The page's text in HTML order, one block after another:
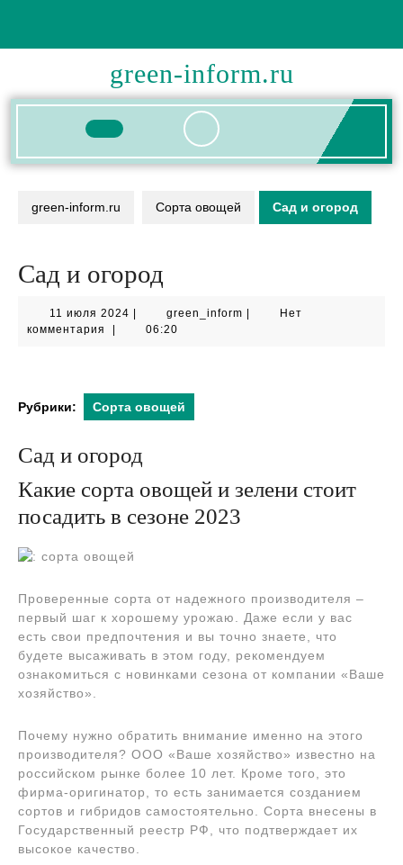
содержимому
green-inform.ru
Кнопка
green-inform.ru Сорта овощей Сад и огород
Сад и огород
11 июля 2024 11
июля
green_informgreen_inform
Нет
комментария
06:20
Рубрики: Сорта овощей
Сад и огород
Какие сорта овощей и зелени стоит
посадить в сезоне 2023
Проверенные сорта от надежного производителя –
первый шаг к хорошему урожаю. Даже если у вас
есть свои предпочтения и вы точно знаете, что
будете высаживать в этом году, рекомендуем
ознакомиться с новинками сезона от компании «Ваше
хозяйство».
Почему нужно обратить внимание именно на этого
производителя? ООО «Ваше хозяйство» известно на
российском рынке более 10 лет. Кроме того, это
фирма-оригинатор, то есть занимается созданием
сортов и гибридов самостоятельно. Сорта внесены в
Государственный реестр РФ, что подтверждает их
высокое качество.